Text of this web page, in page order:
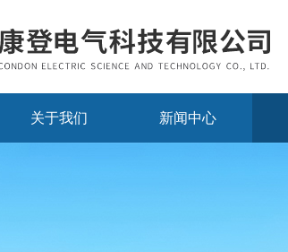
关于我们 新闻中心